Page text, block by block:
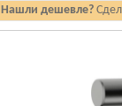
Нашли дешевле?